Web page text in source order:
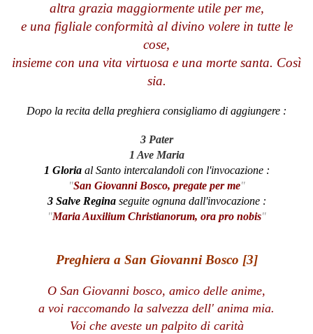
altra grazia maggiormente utile per me,
e una figliale conformità al divino volere in tutte le
cose,
insieme con una vita virtuosa e una morte santa. Così
sia.
Dopo la recita della preghiera consigliamo di aggiungere :
3 Pater
1 Ave Maria
1 Gloria al Santo intercalandoli con l'invocazione :
"San Giovanni Bosco, pregate per me"
3 Salve Regina seguite ognuna dall'invocazione :
"Maria Auxilium Christianorum, ora pro nobis"
Preghiera a San Giovanni Bosco [3]
O San Giovanni bosco, amico delle anime,
a voi raccomando la salvezza dell' anima mia.
Voi che aveste un palpito di carità